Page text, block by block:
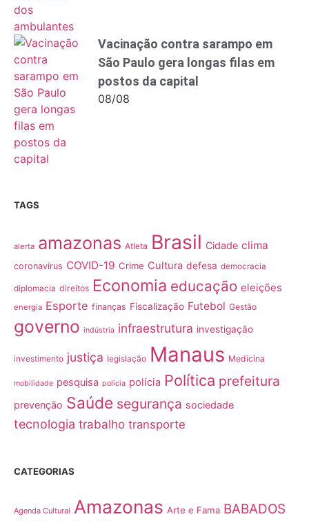
Vacinação contra sarampo em
São Paulo gera longas filas em
postos da capital
08/08
TAGS
alerta amazonas Atleta Brasil Cidade clima
coronavírus COVID-19 Crime Cultura defesa democracia
diplomacia direitos Economia educação eleições
energia Esporte finanças Fiscalização Futebol Gestão
governo indústria infraestrutura investigação
investimento justiça legislação Manaus Medicina
mobilidade pesquisa policia polícia Política prefeitura
prevenção Saúde segurança sociedade
tecnologia trabalho transporte
CATEGORIAS
Agenda Cultural Amazonas Arte e Fama BABADOS